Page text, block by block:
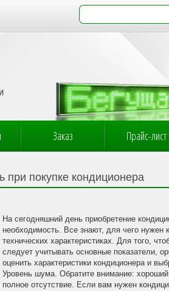
Заказ Прайс-лист
при покупке кондиционера
На сегодняшний день приобретение
необходимость. Все знают, для чего нужен
технических характеристиках. Для того,
следует учитывать основные показатели,
оценить характеристики кондиционера и
Уровень шума. Обратите внимание:
полное отсутствие. Если вам нужен